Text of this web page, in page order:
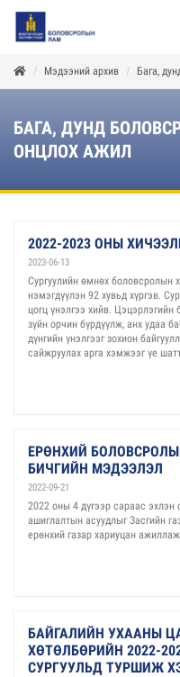
Мэдээний архив Бага,
БАГА, ДУНД
ОНЦЛОХ АЖИЛ
2022-2023 ОНЫ
2023-06-13
Сургуулийн өмнөх боловсролын
нэмэгдүүлэн 92 хувьд хүргэв.
цогц үнэлгээ хийв. Цэцэрлэгийн
зүйн орчин бүрдүүлж, анх удаа
дүнгийн үнэлгээг зохион
сайжруулах арга хэмжээг үе
ЕРӨНХИЙ
БИЧГИЙН МЭДЭЭЛЭЛ
2022-09-21
2022 оны 4 дүгээр сараас эхлэн
ашиглалтын асуудлыг Засгийн
ерөнхий газар хариуцан
БАЙГАЛИЙН УХААНЫ
ХӨТӨЛБӨРИЙН 2022-
СУРГУУЛЬД ТУРШИЖ